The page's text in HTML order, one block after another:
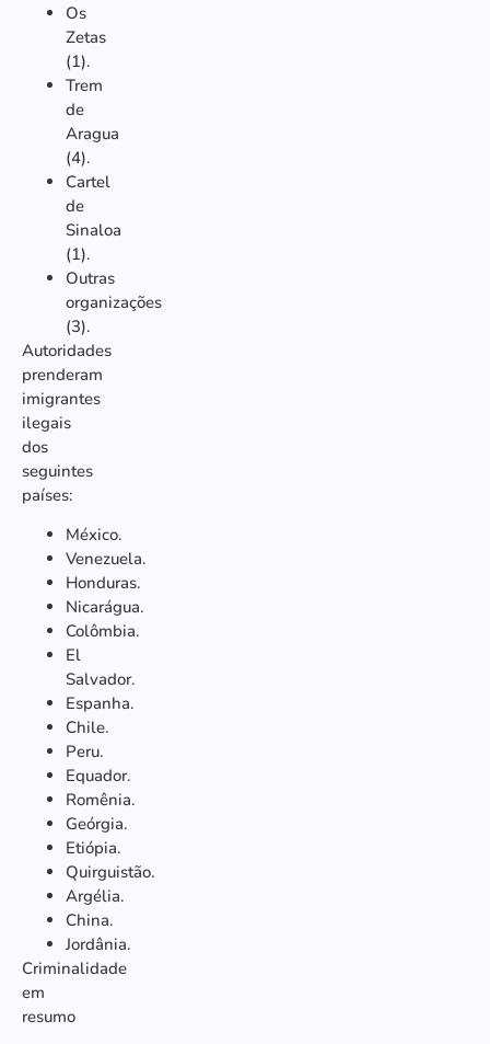
Os
Zetas
(1).
Trem
de
Aragua
(4).
Cartel
de
Sinaloa
(1).
Outras
organizações
(3).
Autoridades
prenderam
imigrantes
ilegais
dos
seguintes
países:
México.
Venezuela.
Honduras.
Nicarágua.
Colômbia.
El
Salvador.
Espanha.
Chile.
Peru.
Equador.
Romênia.
Geórgia.
Etiópia.
Quirguistão.
Argélia.
China.
Jordânia.
Criminalidade
em
resumo